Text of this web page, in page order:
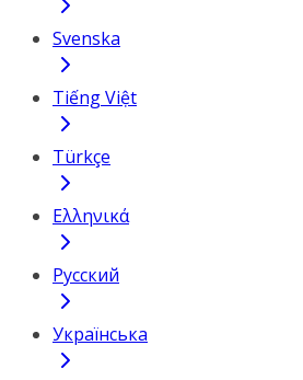
Svenska
Tiếng Việt
Türkçe
Ελληνικά
Русский
Українська